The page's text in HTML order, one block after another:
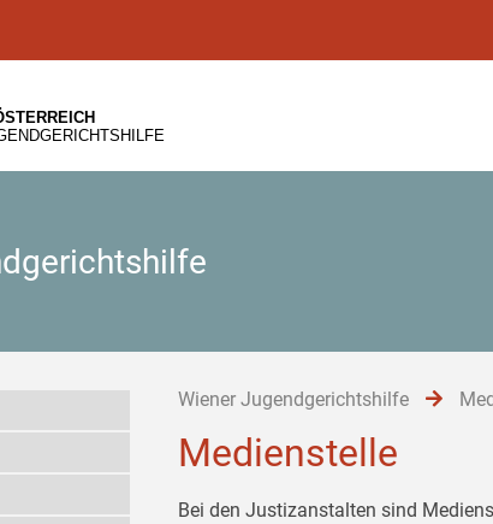
Wiener Jugendgerichtshilfe
Medienstelle
Bei den Justizanstalten sind